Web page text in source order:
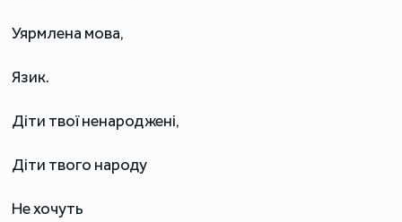
Уярмлена мова,
Язик.
Діти твої ненароджені,
Діти твого народу
Не хочуть